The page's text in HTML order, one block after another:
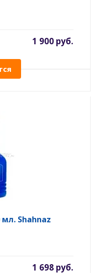
1 900 руб.
Shahnaz
1 698 руб.